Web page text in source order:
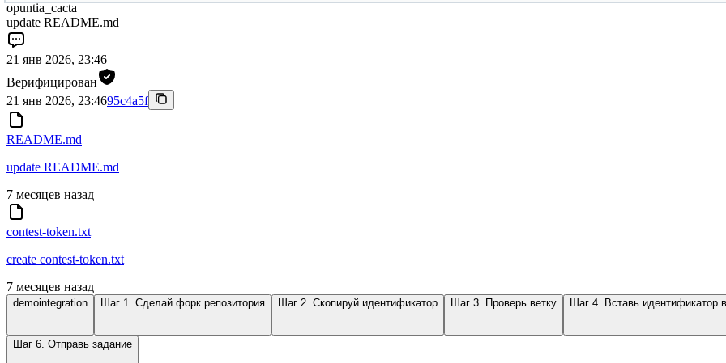
opuntia_cacta
update README.md
21 янв 2026, 23:46
Верифицирован
21 янв 2026, 23:4695c4a5f
README.md
update README.md
7 месяцев назад
contest-token.txt
create contest-token.txt
7 месяцев назад
demointegration Шаг 1. Сделай форк репозитория Шаг 2. Скопируй идентификатор Шаг 3. Проверь ветку Шаг 4. Вставь идентификатор
Шаг 6. Отправь задание